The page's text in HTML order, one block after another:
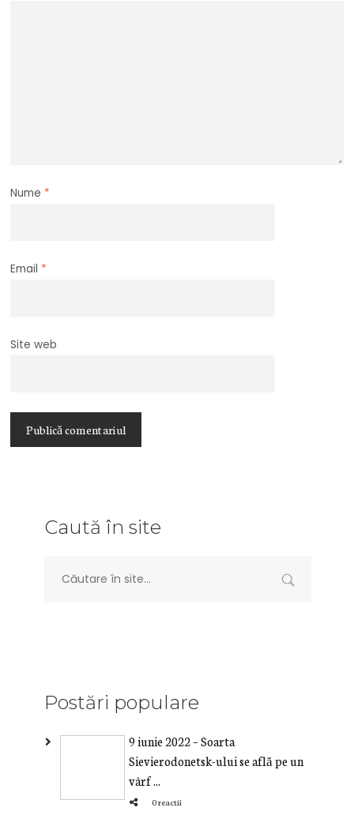
Nume *
Email *
Site web
Caută în site
Postări populare
9 iunie 2022 – Soarta
Sievierodonetsk-ului se află pe un
vârf ...
0 reactii